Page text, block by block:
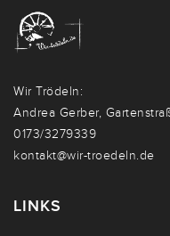
Wir Trödeln:
Andrea Gerber,
0173/3279339
kontakt@wir-troedeln.de
LINKS